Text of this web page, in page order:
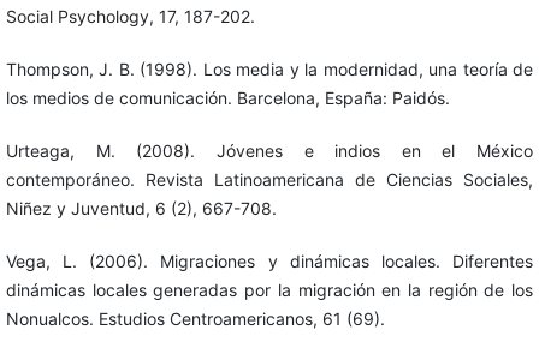
Social Psychology, 17, 187-202.
Thompson, J. B. (1998). Los media y la modernidad, una teoría de
los medios de comunicación. Barcelona, España: Paidós.
Urteaga, M. (2008). Jóvenes e indios en el México
contemporáneo. Revista Latinoamericana de Ciencias Sociales,
Niñez y Juventud, 6 (2), 667-708.
Vega, L. (2006). Migraciones y dinámicas locales. Diferentes
dinámicas locales generadas por la migración en la región de los
Nonualcos. Estudios Centroamericanos, 61 (69).